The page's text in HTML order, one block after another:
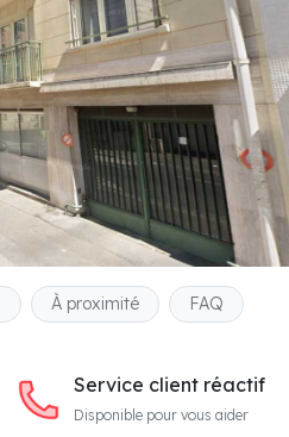
À proximité FAQ
Service client réactif
Disponible pour vous aider